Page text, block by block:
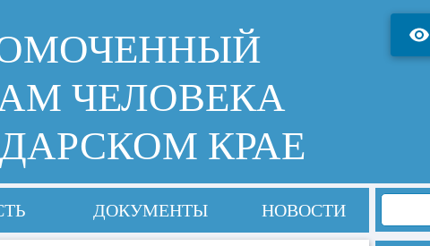
ЧЕЛОВЕКА
КРАЕ
ДОКУМЕНТЫ НОВОСТИ